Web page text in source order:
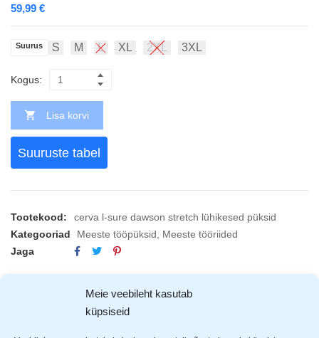
Meie veebileht kasutab
küpsiseid
59,99 €
Suurus S M L XL 2XL 3XL
Kogus:
Lisa korvi
Suuruste tabel
Tootekood:
cerva l-sure dawson stretch lühikesed püksid
Kategooriad
Meeste tööpüksid
Meeste tööriided
Jaga
ARVUSTUSED (0)